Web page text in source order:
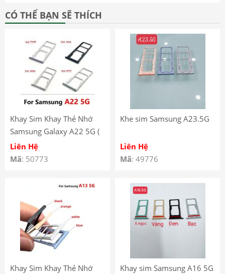
CÓ THỂ BẠN SẼ THÍCH
Khay Sim Khay Thẻ Nhớ
Samsung Galaxy A22 5G (
A226B )
Liên Hệ
Mã: 50773
Khe sim Samsung A23.5G
Liên Hệ
Mã: 49776
Khay Sim Khay Thẻ Nhớ
Khay sim Samsung A16 5G